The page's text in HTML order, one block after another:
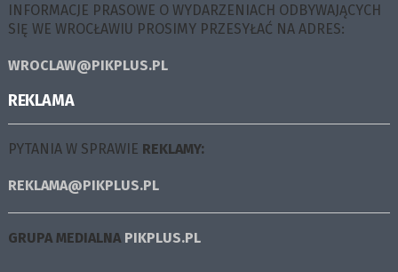
INFORMACJE PRASOWE O WYDARZENIACH ODBYWAJĄCYCH
SIĘ WE WROCŁAWIU PROSIMY PRZESYŁAĆ NA ADRES:
WROCLAW@PIKPLUS.PL
REKLAMA
PYTANIA W SPRAWIE REKLAMY:
REKLAMA@PIKPLUS.PL
GRUPA MEDIALNA PIKPLUS.PL